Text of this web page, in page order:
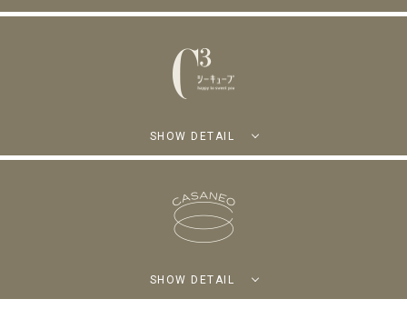
SHOW DETAIL
SHOW DETAIL